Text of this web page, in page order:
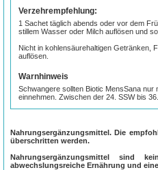
Verzehrempfehlung:
1 Sachet täglich abends oder vor dem
stillem Wasser oder Milch auflösen und
Nicht in kohlensäurehaltigen Getränken,
auflösen.
Warnhinweis
Schwangere sollten Biotic MensSana
einnehmen. Zwischen der 24. SSW bis
Nahrungsergänzungsmittel. Die
überschritten werden.
Nahrungsergänzungsmittel sind
abwechslungsreiche Ernährung und